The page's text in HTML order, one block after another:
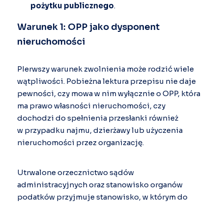
pożytku publicznego.
Warunek 1: OPP jako dysponent
nieruchomości
PIerwszy warunek zwolnienia może rodzić wiele
wątpliwości. Pobieżna lektura przepisu nie daje
pewności, czy mowa w nim wyłącznie o OPP, która
ma prawo własności nieruchomości, czy
dochodzi do spełnienia przesłanki również
w przypadku najmu, dzierżawy lub użyczenia
nieruchomości przez organizację.
Utrwalone orzecznictwo sądów
administracyjnych oraz stanowisko organów
podatków przyjmuje stanowisko, w którym do